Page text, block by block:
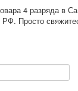
4 разряда в
Просто